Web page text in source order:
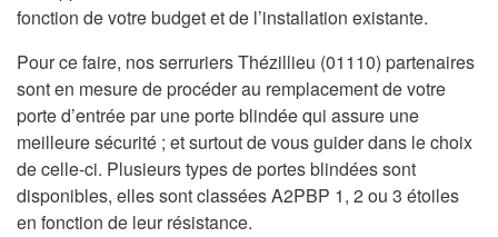
fonction de votre budget et de l’installation existante.
Pour ce faire, nos serruriers Thézillieu (01110) partenaires
sont en mesure de procéder au remplacement de votre
porte d’entrée par une porte blindée qui assure une
meilleure sécurité ; et surtout de vous guider dans le choix
de celle-ci. Plusieurs types de portes blindées sont
disponibles, elles sont classées A2PBP 1, 2 ou 3 étoiles
en fonction de leur résistance.